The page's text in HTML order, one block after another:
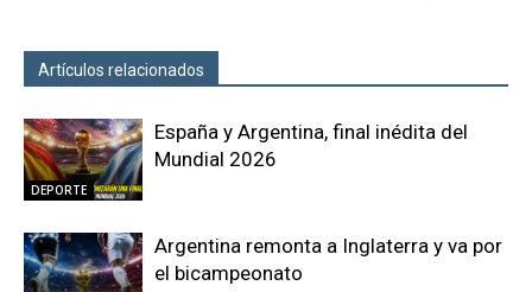
Artículos relacionados
DEPORTE
España y Argentina, final inédita del
Mundial 2026
Argentina remonta a Inglaterra y va por
el bicampeonato